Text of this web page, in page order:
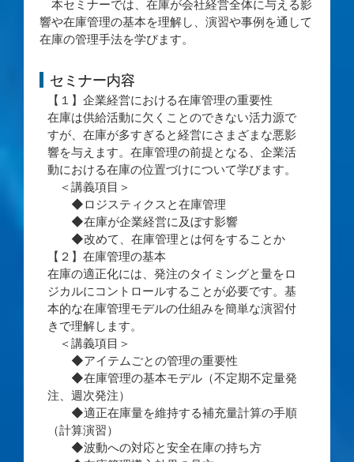
本セミナーでは、在庫が会社経営全体に与える影
響や在庫管理の基本を理解し、演習や事例を通して
在庫の管理手法を学びます。
セミナー内容
【１】企業経営における在庫管理の重要性
在庫は供給活動に欠くことのできない活力源で
すが、在庫が多すぎると経営にさまざまな悪影
響を与えます。在庫管理の前提となる、企業活
動における在庫の位置づけについて学びます。
＜講義項目＞
◆ロジスティクスと在庫管理
◆在庫が企業経営に及ぼす影響
◆改めて、在庫管理とは何をすることか
【２】在庫管理の基本
在庫の適正化には、発注のタイミングと量をロ
ジカルにコントロールすることが必要です。基
本的な在庫管理モデルの仕組みを簡単な演習付
きで理解します。
＜講義項目＞
◆アイテムごとの管理の重要性
◆在庫管理の基本モデル（不定期不定量発
注、週次発注）
◆適正在庫量を維持する補充量計算の手順
（計算演習）
◆波動への対応と安全在庫の持ち方